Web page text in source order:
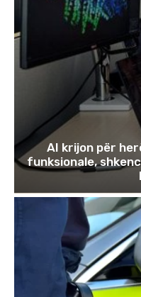
AI krijon për
funksionale,